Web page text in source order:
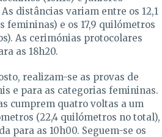
As distâncias variam entre os 12,1
femininas) e os 17,9 quilómetros
As cerimónias protocolares
as 18h20.
realizam-se as provas de
e para as categorias femininas.
cumprem quatro voltas a um
(22,4 quilómetros no total),
para as 10h00. Seguem-se os